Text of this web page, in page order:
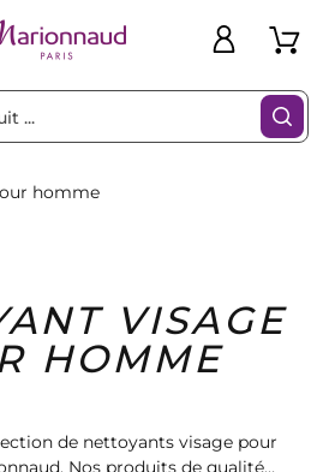
Marques Idées
Cadeaux
Bons
Plans
homme
VISAGE
HOMME
de nettoyants visage pour
Nos produits de qualité
Filtres